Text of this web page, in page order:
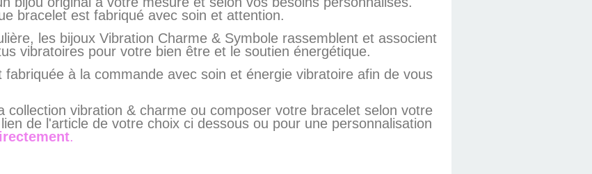
bracelet est fabriqué avec soin et attention.
les bijoux Vibration Charme & Symbole rassemblent et associent
vibratoires pour votre bien être et le soutien énergétique.
à la commande avec soin et énergie vibratoire afin de vous
collection vibration & charme ou composer votre bracelet selon votre
de l'article de votre choix ci dessous ou pour une personnalisation
.